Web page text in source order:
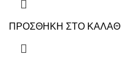
ΠΡΟΣΘΗΚΗ ΣΤΟ ΚΑΛΑΘΙ